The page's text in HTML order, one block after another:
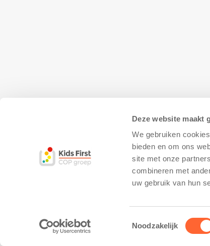
Deze website maakt
We gebruiken
bieden en om ons
site met onze
combineren met
uw gebruik van hun
Toestemmingsselectie
Noodzakelijk
© Copyright - Kidsfirst Privacy